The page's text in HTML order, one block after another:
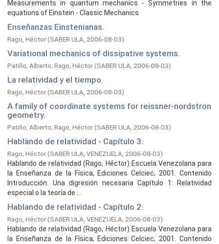
Measurements in quantum mechanics - Symmetries in the
equations of Einstein - Classic Mechanics
Enseñanzas Einstenianas.
Rago, Héctor(SABER ULA, 2006-08-03)
Variational mechanics of dissipative systems.
Patiño, Alberto; Rago, Héctor(SABER ULA, 2006-08-03)
La relatividad y el tiempo.
Rago, Héctor(SABER ULA, 2006-08-03)
A family of coordinate systems for reissner-nordstron
geometry.
Patiño, Alberto; Rago, Héctor(SABER ULA, 2006-08-03)
Hablando de relatividad - Capítulo 3:
Rago, Héctor(SABER ULA, VENEZUELA, 2006-08-03)
Hablando de relatividad (Rago, Héctor) Escuela Venezolana para
la Enseñanza de la Física, Ediciones Celciec, 2001. Contenido
Introducción: Una digresión necesaria Capítulo 1: Relatividad
especial o la teoría de ...
Hablando de relatividad - Capítulo 2:
Rago, Héctor(SABER ULA, VENEZUELA, 2006-08-03)
Hablando de relatividad (Rago, Héctor) Escuela Venezolana para
la Enseñanza de la Física, Ediciones Celciec, 2001. Contenido